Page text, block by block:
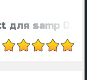
для samp 0.3z